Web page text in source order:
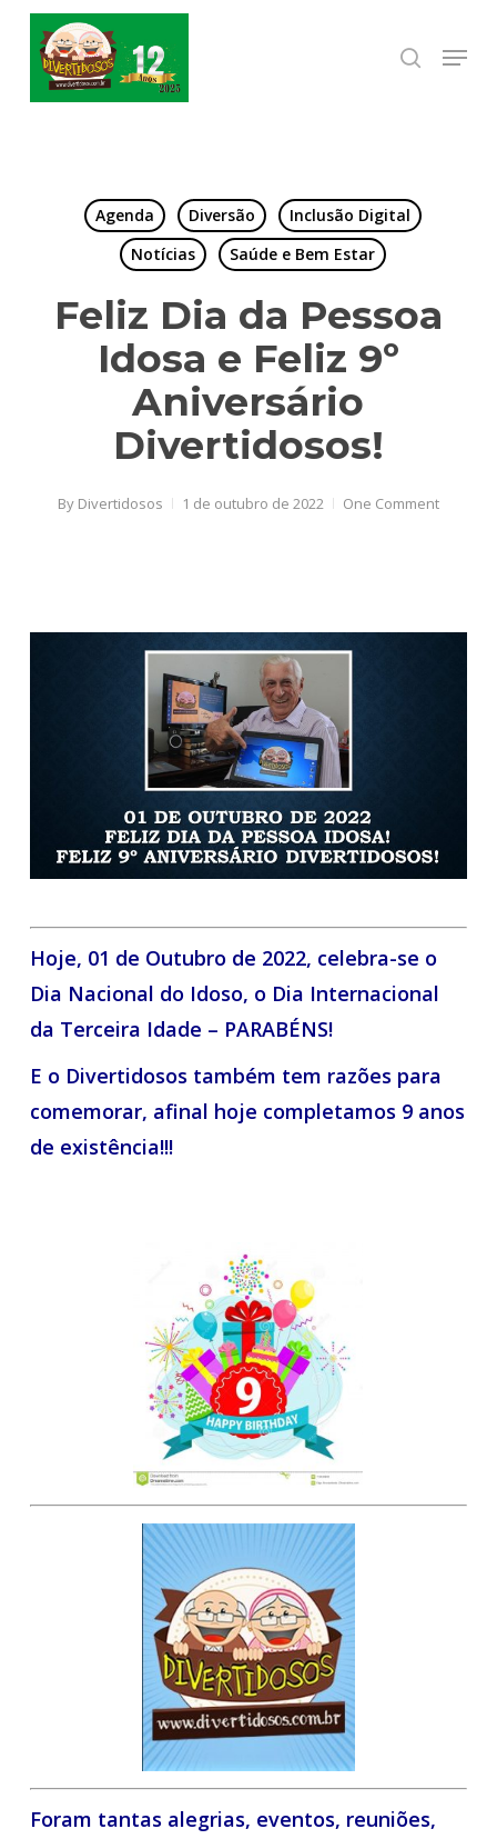
content
search
Menu
Agenda Diversão
Inclusão Digital
Notícias
Saúde e Bem Estar
Feliz Dia da Pessoa
Idosa e Feliz 9º
Aniversário
Divertidosos!
By Divertidosos 1 de outubro de 2022 One Comment
Hoje, 01 de Outubro de 2022, celebra-se o
Dia Nacional do Idoso, o Dia Internacional
da Terceira Idade – PARABÉNS!
E o Divertidosos também tem razões para
comemorar, afinal hoje completamos 9 anos
de existência!!!
Foram tantas alegrias, eventos, reuniões,
Close